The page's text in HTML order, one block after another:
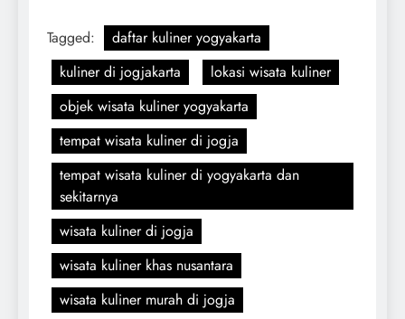
Tagged:
daftar kuliner yogyakarta
kuliner di jogjakarta
lokasi wisata kuliner
objek wisata kuliner yogyakarta
tempat wisata kuliner di jogja
tempat wisata kuliner di yogyakarta dan
sekitarnya
wisata kuliner di jogja
wisata kuliner khas nusantara
wisata kuliner murah di jogja